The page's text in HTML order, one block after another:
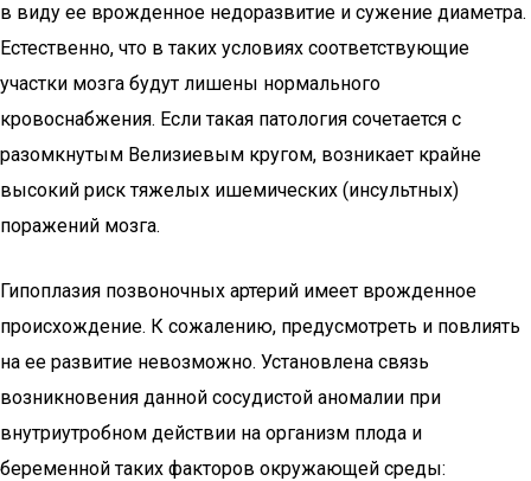
в виду ее врожденное недоразвитие и сужение диаметра.
Естественно, что в таких условиях соответствующие
участки мозга будут лишены нормального
кровоснабжения. Если такая патология сочетается с
разомкнутым Велизиевым кругом, возникает крайне
высокий риск тяжелых ишемических (инсультных)
поражений мозга.
Гипоплазия позвоночных артерий имеет врожденное
происхождение. К сожалению, предусмотреть и повлиять
на ее развитие невозможно. Установлена связь
возникновения данной сосудистой аномалии при
внутриутробном действии на организм плода и
беременной таких факторов окружающей среды: